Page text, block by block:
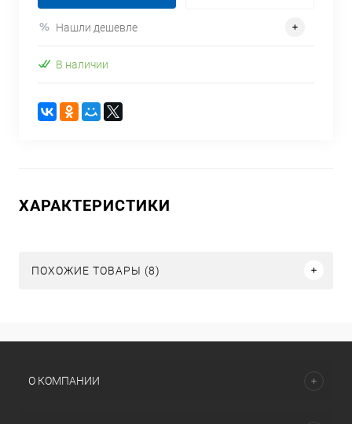
Нашли дешевле
В наличии
ХАРАКТЕРИСТИКИ
ПОХОЖИЕ ТОВАРЫ (8)
О КОМПАНИИ